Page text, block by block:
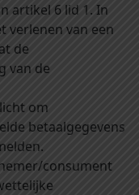
artikel 6 lid 1. In
verlenen van een
de
van de
om
betaalgegevens
consument